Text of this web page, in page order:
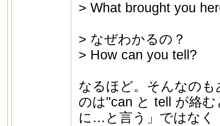
> What brought you
> なぜわかるの？
> How can you tell?
なるほど。そんなの
のは"can と tell が絡
に…と言う」ではなく